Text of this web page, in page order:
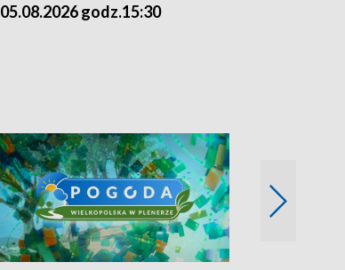
05.08.2026 godz.15:30